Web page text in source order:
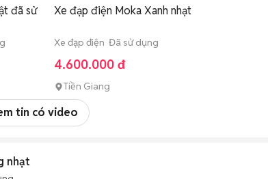
đã sử
Xe đạp điện Moka Xanh nhạt
Xe đạp điện Đã sử dụng
4.600.000 đ
Tiền Giang
tin có video
nhạt